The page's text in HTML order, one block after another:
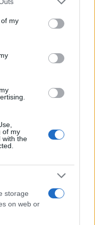
You may click to
its third-party tags to
in below Google
my
of my
with the
storage
on web or
αυξήθηκε και
επίπεδο τα
κατανάλωση
ευρωπαϊκός μέσος
Μάλτα, η Νορβηγία
επίπεδο
Αρχή, το 2018
τροχαία λόγω
από τροχαία
2019 ήταν σχεδόν